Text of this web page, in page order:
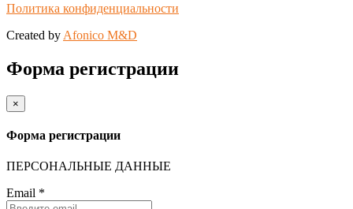
Политика конфиденциальности
Created by Afonico M&D
Форма регистрации
×
Форма регистрации
ПЕРСОНАЛЬНЫЕ ДАННЫЕ
Email *